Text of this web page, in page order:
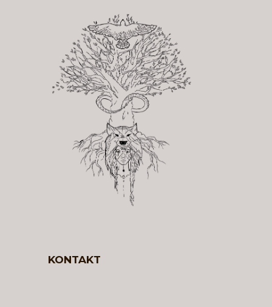
KONTAKT